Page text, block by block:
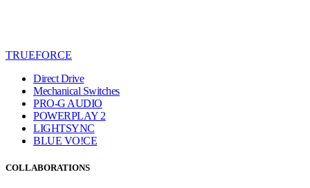
TRUEFORCE
Direct Drive
Mechanical Switches
PRO-G AUDIO
POWERPLAY 2
LIGHTSYNC
BLUE VO!CE
COLLABORATIONS